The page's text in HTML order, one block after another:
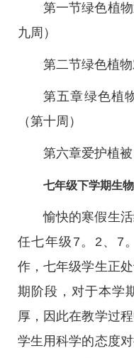
第一节绿色植
九周）
第二节绿色植
第五章绿色植
（第十周）
第六章爱护植
七年级下学期生
愉快的寒假生
任七年级7。2、7
作，七年级学生正
期阶段，对于本学
厚，因此在教学过
学生用科学的态度